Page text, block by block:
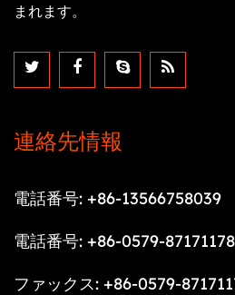
まれます。
連絡先情報
電話番号: +86-13566758039
電話番号: +86-0579-87171178
ファックス: +86-0579-